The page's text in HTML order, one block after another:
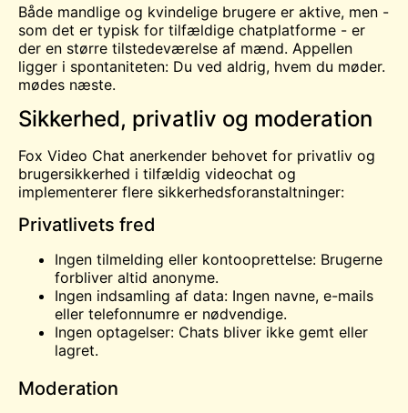
Både mandlige og kvindelige brugere er aktive, men -
som det er typisk for tilfældige chatplatforme - er
der en større tilstedeværelse af mænd. Appellen
ligger i spontaniteten: Du ved aldrig, hvem du møder.
mødes næste.
Sikkerhed, privatliv og moderation
Fox Video Chat anerkender behovet for privatliv og
brugersikkerhed i tilfældig videochat og
implementerer flere sikkerhedsforanstaltninger:
Privatlivets fred
Ingen tilmelding eller kontooprettelse: Brugerne
forbliver altid anonyme.
Ingen indsamling af data: Ingen navne, e-mails
eller telefonnumre er nødvendige.
Ingen optagelser: Chats bliver ikke gemt eller
lagret.
Moderation